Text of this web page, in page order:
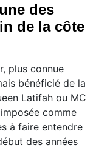
des
de la côte
plus connue
bénéficié de la
Latifah ou MC
comme
à faire entendre
des années